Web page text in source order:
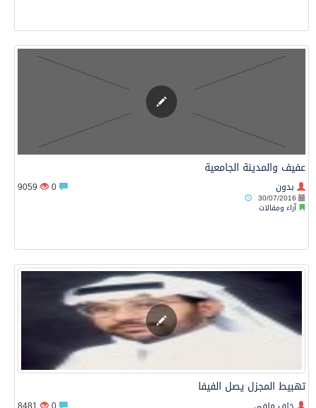
عفيف والمدينة الجامعية
بدون
30/07/2016
آراء ومقالات
9059
تهبيط المجزل يصل الفيفا